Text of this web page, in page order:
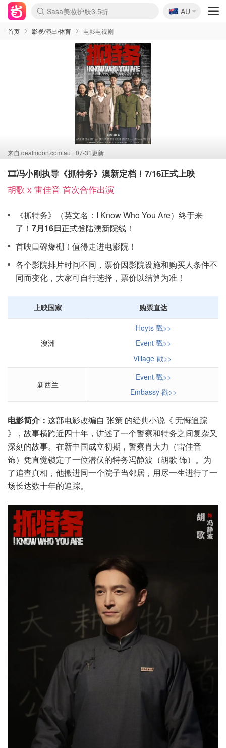
lululemon折扣上新
Sasa美妆护肤3.5折
SSENSE年中2.5折
FreshBeauty好价汇总
Cettire降价+叠9折
WWS Coles超市实拍
viagogo二手票捡漏
Myer超级周末
The Outnet奢牌1折起
David Jones 3折起
Flannels大牌1折
Perfumes Club护肤1折
AMIRO面罩$251
Amazon折扣汇总
eToro入金$200送$50
Amazon数码好物
ICONIC本周7.5折
ThedoubleF高奢地板价
Moose Knuckles 6折
丝芙兰5折起
EUFY摄像头$98
Selenichast首饰2折
Trip机票酒店促销
YSL送5件彩妆礼
Amazon家居好物
Amazon美妆护肤
雅漾大喷$8
过敏原检测盒$33
伊索独家赠50ml沐浴露
科颜氏高保湿面霜$29
SEALIFE海洋馆门票6折
丝塔芙大白罐$16
订阅Newsletter送香薰
Cult Beauty 6.8折
Harrods圣诞日历$525
LN-CC奢牌私促3折
d'Alba空姐喷雾$16
EVE LOM套装£56
Bernardelli独家4折
Adore Beauty 6折起
CT圣诞日历
Mytheresa奢品2.7折
Luxury Escapes 9折
Currentbody美容仪$881
MOON Garden Live
Roborock扫地机$649
Tingo Life水杯$24
Valentino官网5折
CR洗护套装$23
修丽可4件套$159
Myer彩妆2件7折
GANNI官网4.5折
Stylevana韩妆4折
Tessabit高奢8.5折
OGX洗发水$11
Amazon阿德莱德次日达
卡诗8.5折+赠礼
Philips Hue灯具8折
🇦🇺
AU
首页 影视/演出/体育 电影电视剧
来自 dealmoon.com.au 07-31更新
🎞️冯小刚执导《抓特务》澳新定档！7/16正式上映
胡歌 x 雷佳音 首次合作出演
《抓特务》（英文名：I Know Who You Are）终于来
了！ 7月16日正式登陆澳新院线！
首映口碑爆棚！值得走进电影院！
各个影院排片时间不同，票价因影院设施和购买人条件不
同而变化，大家可自行选择，票价以结算为准！
上映国家 购票直达
澳洲
Hoyts 戳>>
Event 戳>>
Village 戳>>
新西兰
Event 戳>>
Embassy 戳>>
电影简介： 这部电影改编自 张策 的经典小说《 无悔追踪
》，故事横跨近四十年，讲述了一个警察和特务之间复杂又
深刻的故事。在新中国成立初期，警察肖大力（雷佳音
饰）凭直觉锁定了一位潜伏的特务冯静波（胡歌 饰）。为
了追查真相，他搬进同一个院子当邻居，用尽一生进行了一
场长达数十年的追踪。